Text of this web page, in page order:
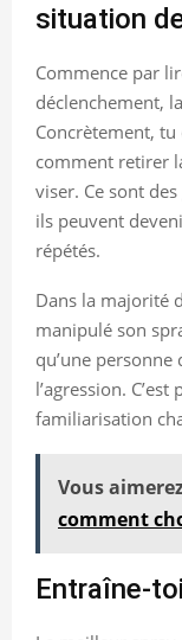
situation
Commence par
déclenchement,
Concrètement,
comment retirer
viser. Ce sont
ils peuvent
répétés.
Dans la majorité
manipulé son
qu’une
l’agression.
familiarisation
Vous
comment
Entraîne-